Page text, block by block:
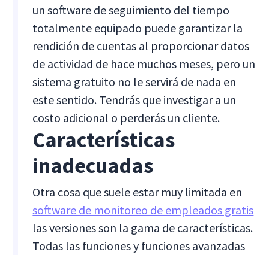
un software de seguimiento del tiempo
totalmente equipado puede garantizar la
rendición de cuentas al proporcionar datos
de actividad de hace muchos meses, pero un
sistema gratuito no le servirá de nada en
este sentido. Tendrás que investigar a un
costo adicional o perderás un cliente.
Características
inadecuadas
Otra cosa que suele estar muy limitada en
software de monitoreo de empleados gratis
las versiones son la gama de características.
Todas las funciones y funciones avanzadas